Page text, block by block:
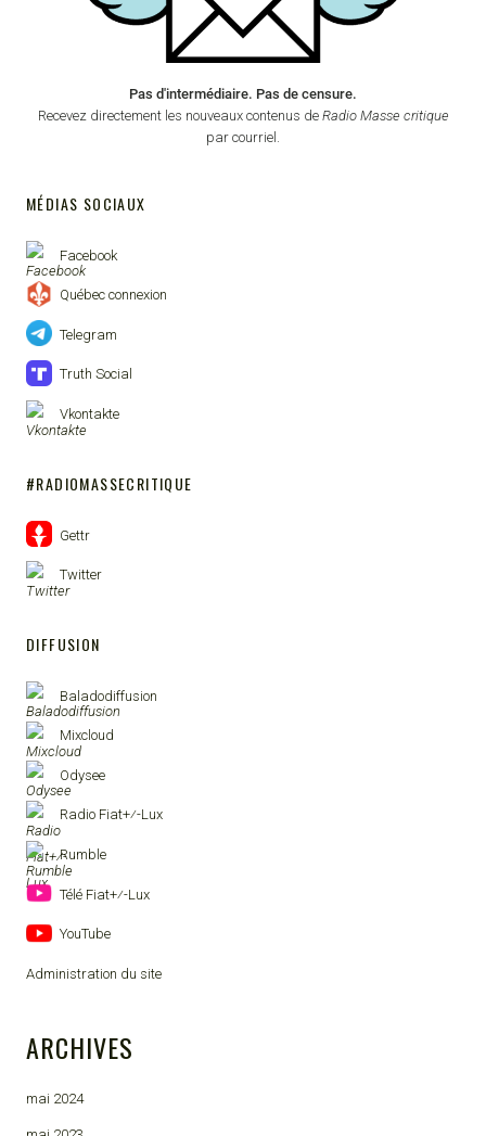
Pas d'intermédiaire. Pas de censure.
Recevez directement les nouveaux contenus de Radio Masse critique
par courriel.
MÉDIAS SOCIAUX
Facebook
Québec connexion
Telegram
Truth Social
Vkontakte
#RADIOMASSECRITIQUE
Gettr
Twitter
DIFFUSION
Baladodiffusion
Mixcloud
Odysee
Radio Fiat+⁄-Lux
Rumble
Télé Fiat+⁄-Lux
YouTube
Administration du site
ARCHIVES
mai 2024